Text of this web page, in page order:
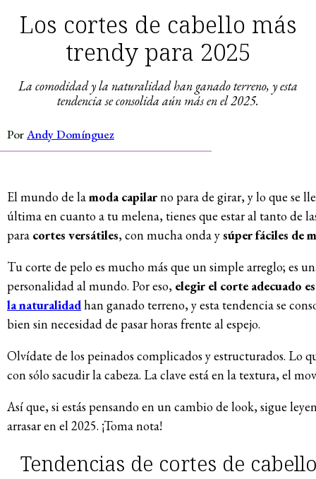
Los cortes de cabello más
trendy para 2025
La comodidad y la naturalidad han ganado terreno, y esta
tendencia se consolida aún más en el 2025.
PorAndy Domínguez
El mundo de lamoda capilarno para de girar, y lo que se
última en cuanto a tu melena, tienes que estar al tanto de
para cortes versátiles, con mucha onda ysúper fáciles de
Tu corte de pelo es mucho más que un simple arreglo; es
personalidad al mundo. Por eso, elegir el corte adecuado
la naturalidadhan ganado terreno, y esta tendencia se
bien sin necesidad de pasar horas frente al espejo.
Olvídate de los peinados complicados y estructurados. Lo
con sólo sacudir la cabeza. La clave está en la textura, el
Así que, si estás pensando en un cambio de look, sigue
arrasar en el 2025. ¡Toma nota!
Tendencias de cortes de